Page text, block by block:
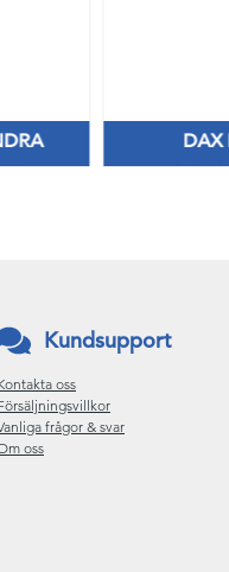
DAX
Håll
Kundsupport
oss
frågor & svar
oss